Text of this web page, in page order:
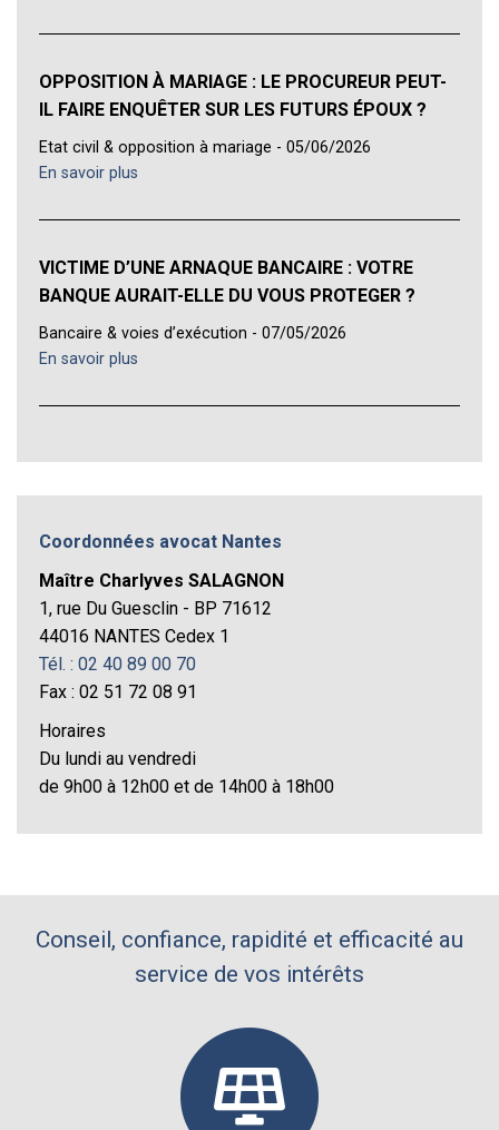
OPPOSITION À MARIAGE : LE PROCUREUR PEUT-
IL FAIRE ENQUÊTER SUR LES FUTURS ÉPOUX ?
Etat civil & opposition à mariage - 05/06/2026
En savoir plus
VICTIME D’UNE ARNAQUE BANCAIRE : VOTRE
BANQUE AURAIT-ELLE DU VOUS PROTEGER ?
Bancaire & voies d’exécution - 07/05/2026
En savoir plus
Coordonnées avocat Nantes
Maître Charlyves SALAGNON
1, rue Du Guesclin - BP 71612
44016 NANTES Cedex 1
Tél. : 02 40 89 00 70
Fax : 02 51 72 08 91
Horaires
Du lundi au vendredi
de 9h00 à 12h00 et de 14h00 à 18h00
Conseil, confiance, rapidité et efficacité au
service de vos intérêts